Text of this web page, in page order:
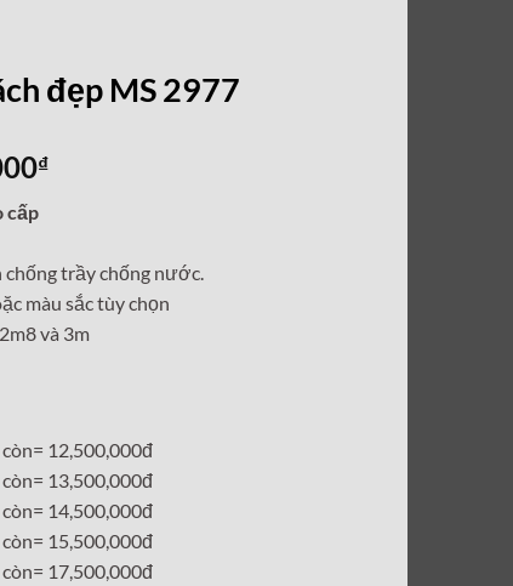
đẹp MS 2977
₫Giá
12,500,000₫.
cấp
trầy chống nước.
màu sắc tùy chọn
và 3m
12,500,000đ
13,500,000đ
14,500,000đ
15,500,000đ
17,500,000đ